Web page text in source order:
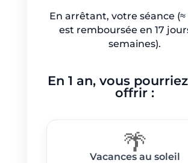
En arrêtant, votre séance (≈
est remboursée en 17
semaines).
En 1 an, vous
offrir :
🌴
Vacances au soleil